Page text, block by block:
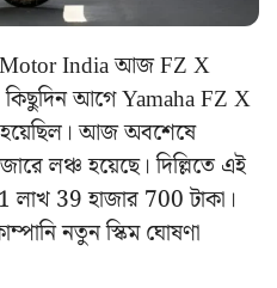
Motor India আজ FZ X
আগে Yamaha FZ X
আজ অবশেষে
লঞ্চ হয়েছে। দিল্লিতে এই
লাখ 39 হাজার 700 টাকা।
নতুন স্কিম ঘোষণা